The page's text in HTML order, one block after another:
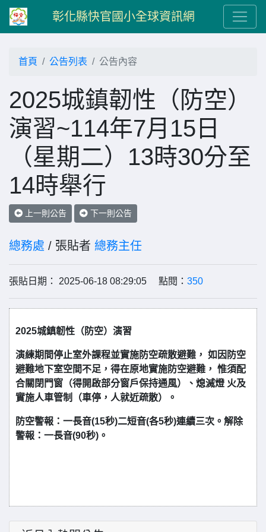
彰化縣快官國小全球資訊網
首頁 公告列表 公告內容
2025城鎮韌性（防空）
演習~114年7月15日
（星期二）13時30分至
14時舉行
上一則公告 下一則公告
總務處 / 張貼者 總務主任
張貼日期： 2025-06-18 08:29:05 點閱： 350
2025城鎮韌性（防空）演習
演練期間停止室外課程並實施防空疏散避難， 如因防空
避難地下室空間不足，得在原地實施防空避難， 惟須配
合關閉門窗（得開啟部分窗戶保持通風）、熄滅燈 火及
實施人車管制（車停，人就近疏散）。
防空警報：一長音(15秒)二短音(各5秒)連續三次。解除
警報：一長音(90秒)。